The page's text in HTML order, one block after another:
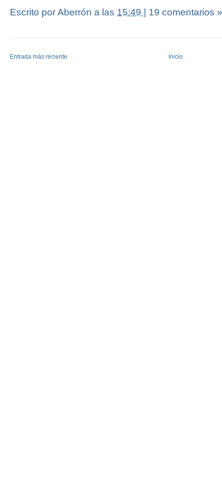
Escrito por Aberrón a las 15:49 | 19 comentarios »
Entrada más reciente Inicio